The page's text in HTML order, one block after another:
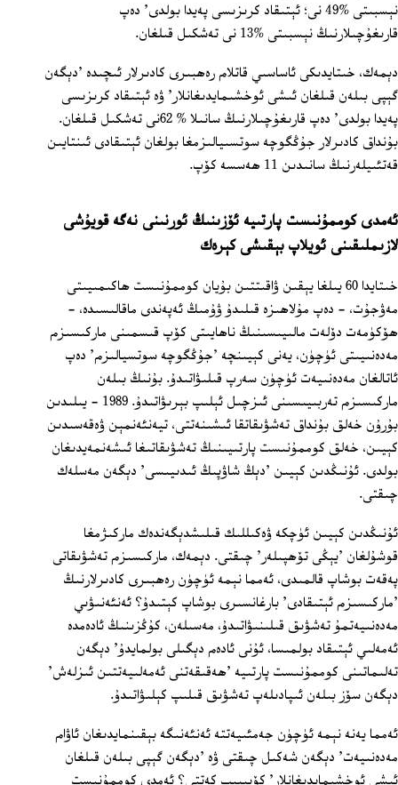
نېسبىتى %49 نى؛ ئېتىقاد كرىزىسى پەيدا بولدى' دەپ
قارىغۇچىلارنىڭ نېسبىتى %13 نى تەشكىل قىلغان.
دېمەك، خىتايدىكى ئاساسىي قاتلام رەھبىرى كادىرلار ئىچىدە 'دېگەن
گېپى بىلەن قىلغان ئىشى ئوخشىمايدىغانلار' ۋە ئېتىقاد كرىزىسى
پەيدا بولدى' دەپ قارىغۇچىلارنىڭ سانىلا % 62نى تەشكىل قىلغان.
بۇنداق كادىرلار جۇڭگوچە سوتسىيالىزمغا بولغان ئېتىقادى ئىنتايىن
قەتئىيلەرنىڭ سانىدىن 11 ھەسسە كۆپ.
ئەمدى كوممۇنىست پارتىيە ئۆزىنىڭ ئورنىنى نەگە قويۇشى
لازىملىقىنى ئويلاپ بېقىشى كېرەك
خىتايدا 60 يىلغا يېقىن ۋاقىتتىن بۇيان كوممۇنىست ھاكىمىيىتى
مەۋجۇت، ‏‏- دەپ مۇلاھىزە قىلىدۇ ۋۇمىڭ ئەپەندى ماقالىسىدە، ‏-
ھۆكۈمەت دۆلەت مالىيىسىنىڭ ناھايىتى كۆپ قىسمىنى ماركىسىزم
مەدەنىيىتى ئۈچۈن، يەنى كېيىنچە 'جۇڭگوچە سوتسيالىزم' دەپ
ئاتالغان مەدەنىيەت ئۈچۈن سەرپ قىلىۋاتىدۇ. بۇنىڭ بىلەن
ماركىسىزم تەربىيىسىنى ئىزچىل ئېلىپ بېرىۋاتىدۇ. 1989 ‏- يىلىدىن
بۇرۇن خەلق بۇنداق تەشۋىقاتقا ئىشىنەتتى، تيەنئەنمېن ۋەقەسىدىن
كېيىن، خەلق كوممۇنىست پارتىيىنىڭ تەشۋىقاتىغا ئىشەنمەيدىغان
بولدى. ئۇنىڭدىن كېيىن 'دېڭ شاۋپىڭ ئىدىيىسى' دېگەن مەسلەك
چىقتى.
ئۇنىڭدىن كېيىن ئۈچكە ۋەكىللىك قىلىشدېگەندەك ماركىژمغا
قوشۇلغان 'يېڭى تۆھپىلەر' چىقتى. دېمەك، ماركىسىزم تەشۋىقاتى
پەقەت بوشاپ قالمىدى، ئەمما نېمە ئۈچۈن رەھبىرى كادىرلارنىڭ
'ماركىسىزم ئېتىقادى' بارغانسىرى بوشاپ كېتىدۇ؟ ئەنئەنىۋىي
مەدەنىيەتمۇ تەشۋىق قىلىنىۋاتىدۇ، مەسىلەن، كۇڭزىنىڭ ئادەمدە
ئەمەلىي ئېتىقاد بولمىسا، ئۇنى ئادەم دېگىلى بولمايدۇ' دېگەن
تەلىماتىنى كوممۇنىست پارتىيە 'ھەقىقەتنى ئەمەلىيەتتىن ئىزلەش'
دېگەن سۆز بىلەن ئىپادىلەپ تەشۋىق قىلىپ كېلىۋاتىدۇ.
ئەمما يەنە نېمە ئۈچۈن جەمئىيەتتە ئەنئەنىگە بېقىنمايدىغان ئاۋام
مەدەنىيەت' دېگەن شەكىل چىقتى ۋە 'دېگەن گېپى بىلەن قىلغان